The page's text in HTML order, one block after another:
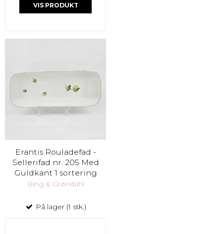
VIS PRODUKT
Erantis Rouladefad -
Sellerifad nr. 205 Med
Guldkant 1 sortering
Bing & Grøndahl
På lager (1 stk.)